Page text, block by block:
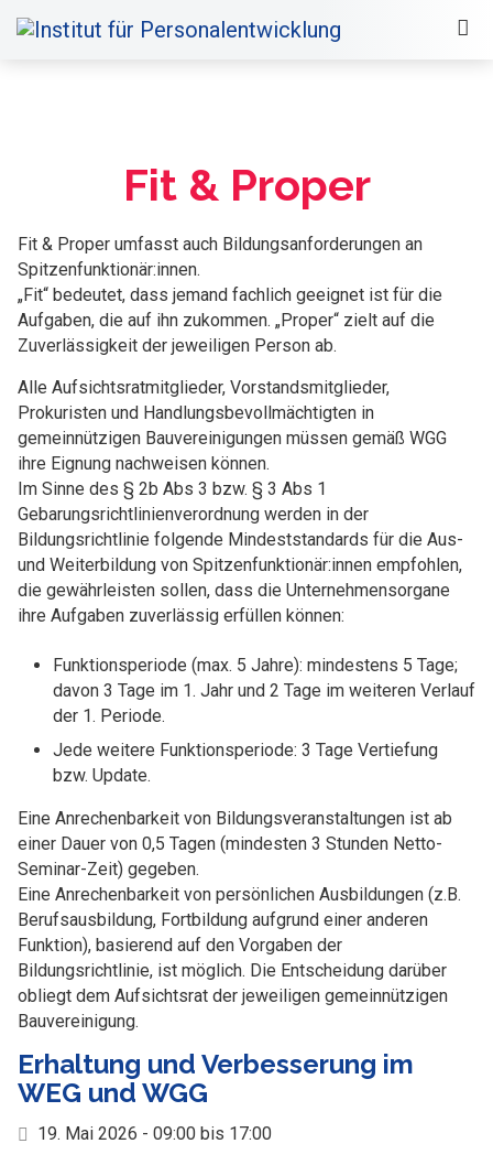
Fit & Proper
Fit & Proper umfasst auch Bildungsanforderungen an
Spitzenfunktionär:innen.
„Fit“ bedeutet, dass jemand fachlich geeignet ist für die
Aufgaben, die auf ihn zukommen. „Proper“ zielt auf die
Zuverlässigkeit der jeweiligen Person ab.
Alle Aufsichtsratmitglieder, Vorstandsmitglieder,
Prokuristen und Handlungsbevollmächtigten in
gemeinnützigen Bauvereinigungen müssen gemäß WGG
ihre Eignung nachweisen können.
Im Sinne des § 2b Abs 3 bzw. § 3 Abs 1
Gebarungsrichtlinienverordnung werden in der
Bildungsrichtlinie folgende Mindeststandards für die Aus-
und Weiterbildung von Spitzenfunktionär:innen empfohlen,
die gewährleisten sollen, dass die Unternehmensorgane
ihre Aufgaben zuverlässig erfüllen können:
Funktionsperiode (max. 5 Jahre): mindestens 5 Tage;
davon 3 Tage im 1. Jahr und 2 Tage im weiteren Verlauf
der 1. Periode.
Jede weitere Funktionsperiode: 3 Tage Vertiefung
bzw. Update.
Eine Anrechenbarkeit von Bildungsveranstaltungen ist ab
einer Dauer von 0,5 Tagen (mindesten 3 Stunden Netto-
Seminar-Zeit) gegeben.
Eine Anrechenbarkeit von persönlichen Ausbildungen (z.B.
Berufsausbildung, Fortbildung aufgrund einer anderen
Funktion), basierend auf den Vorgaben der
Bildungsrichtlinie, ist möglich. Die Entscheidung darüber
obliegt dem Aufsichtsrat der jeweiligen gemeinnützigen
Bauvereinigung.
Erhaltung und Verbesserung im
WEG und WGG
19. Mai 2026 - 09:00 bis 17:00